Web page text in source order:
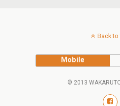
Back to
Mobile
© 2013